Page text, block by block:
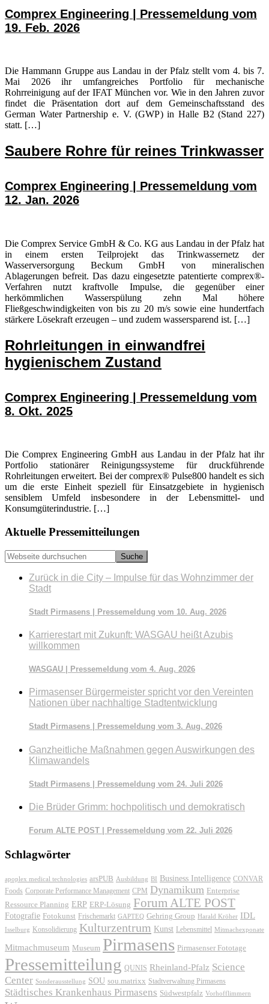
Comprex Engineering | Pressemeldung vom
19. Feb. 2026
Die Hammann Gruppe aus Landau in der Pfalz stellt vom 4. bis 7.
Mai 2026 ihr umfangreiches Portfolio für mechanische
Rohrreinigung auf der IFAT München vor. Wie in den Jahren zuvor
findet die Präsentation dort auf dem Gemeinschaftsstand des
German Water Partnership e. V. (GWP) in Halle B2 (Stand 227)
statt. […]
Saubere Rohre für reines Trinkwasser
Comprex Engineering | Pressemeldung vom
12. Jan. 2026
Die Comprex Service GmbH & Co. KG aus Landau in der Pfalz hat
in einem ersten Teilprojekt das Trinkwassernetz der
Wasserversorgung Beckum GmbH von mineralischen
Ablagerungen befreit. Das dazu eingesetzte patentierte comprex®-
Verfahren nutzt kraftvolle Impulse, die gegenüber einer
herkömmlichen Wasserspülung zehn Mal höhere
Fließgeschwindigkeiten von bis zu 20 m/s sowie eine hundertfach
stärkere Lösekraft erzeugen – und zudem wassersparend ist. […]
Rohrleitungen in einwandfrei
hygienischem Zustand
Comprex Engineering | Pressemeldung vom
8. Okt. 2025
Die Comprex Engineering GmbH aus Landau in der Pfalz hat ihr
Portfolio stationärer Reinigungssysteme für druckführende
Rohrleitungen erweitert. Bei der comprex® Pulse800 handelt es sich
um die erste Einheit speziell für Einsatzgebiete in hygienisch
sensiblem Umfeld insbesondere in der Lebensmittel- und
Konsumgüterindustrie. […]
Seitenspalte
Aktuelle Pressemitteilungen
Webseite
durchsuchen
Zurück in die City – Impulse für das Wohnzimmer der
Stadt
Stadt Pirmasens | Pressemeldung vom 10. Aug. 2026
Karrierestart mit Zukunft: WASGAU heißt Azubis
willkommen
WASGAU | Pressemeldung vom 4. Aug. 2026
Pirmasenser Bürgermeister spricht vor den Vereinten
Nationen über nachhaltige Stadtentwicklung
Stadt Pirmasens | Pressemeldung vom 3. Aug. 2026
Ganzheitliche Maßnahmen gegen Auswirkungen des
Klimawandels
Stadt Pirmasens | Pressemeldung vom 24. Juli 2026
Die Brüder Grimm: hochpolitisch und demokratisch
Forum ALTE POST | Pressemeldung vom 22. Juli 2026
Schlagwörter
apoplex medical technologies arsPUB Ausbildung BI Business Intelligence CONVAR
Foods Corporate Performance Management CPM Dynamikum Enterprise
Ressource Planning ERP ERP-Lösung Forum ALTE POST
Fotografie Fotokunst Frischemarkt GAPTEQ Gehring Group Harald Kröher IDL
Isselburg Konsolidierung Kulturzentrum Kunst Lebensmittel Mitmachexponate
Mitmachmuseum Museum Pirmasens Pirmasenser Fototage
Pressemitteilung QUNIS Rheinland-Pfalz Science
Center Sonderausstellung SOU sou.matrixx Stadtverwaltung Pirmasens
Städtisches Krankenhaus Pirmasens Südwestpfalz Vorhofflimmern